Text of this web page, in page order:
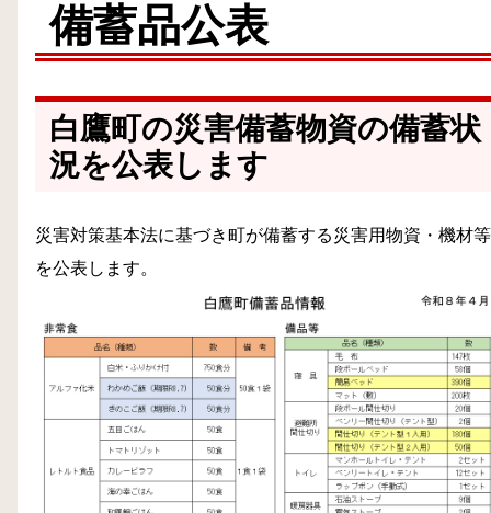
備蓄品公表
白鷹町の災害備蓄物資の備蓄状
況を公表します
災害対策基本法に基づき町が備蓄する災害用物資・機材等
を公表します。